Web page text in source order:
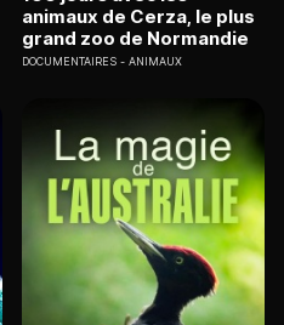
animaux de Cerza, le plus
grand zoo de Normandie
DOCUMENTAIRES ANIMAUX